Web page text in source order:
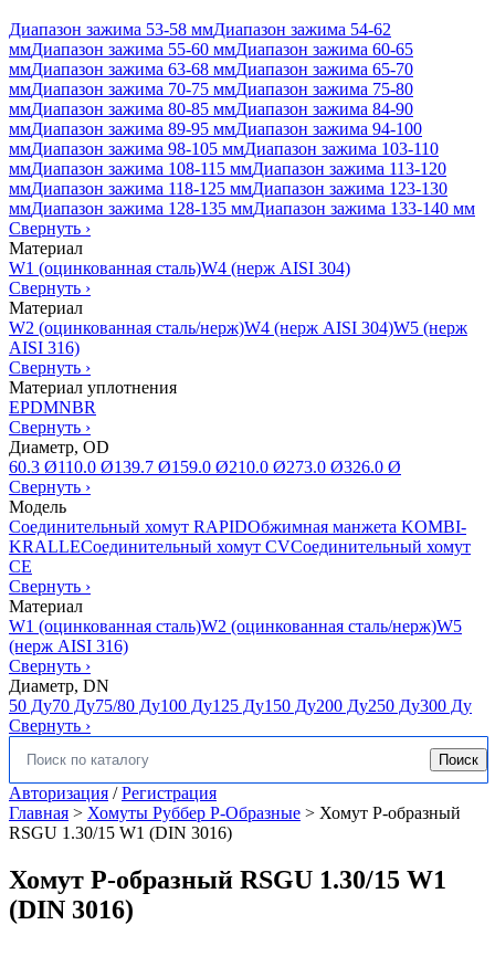
Диапазон зажима 53-58 ммДиапазон зажима 54-62
ммДиапазон зажима 55-60 ммДиапазон зажима 60-65
ммДиапазон зажима 63-68 ммДиапазон зажима 65-70
ммДиапазон зажима 70-75 ммДиапазон зажима 75-80
ммДиапазон зажима 80-85 ммДиапазон зажима 84-90
ммДиапазон зажима 89-95 ммДиапазон зажима 94-100
ммДиапазон зажима 98-105 ммДиапазон зажима 103-110
ммДиапазон зажима 108-115 ммДиапазон зажима 113-120
ммДиапазон зажима 118-125 ммДиапазон зажима 123-130
ммДиапазон зажима 128-135 ммДиапазон зажима 133-140 мм
Свернуть ›
Материал
W1 (оцинкованная сталь)W4 (нерж AISI 304)
Свернуть ›
Материал
W2 (оцинкованная сталь/нерж)W4 (нерж AISI 304)W5 (нерж
AISI 316)
Свернуть ›
Материал уплотнения
EPDMNBR
Свернуть ›
Диаметр, OD
60.3 Ø110.0 Ø139.7 Ø159.0 Ø210.0 Ø273.0 Ø326.0 Ø
Свернуть ›
Модель
Соединительный хомут RAPIDОбжимная манжета KOMBI-
KRALLEСоединительный хомут CVСоединительный хомут
CE
Свернуть ›
Материал
W1 (оцинкованная сталь)W2 (оцинкованная сталь/нерж)W5
(нерж AISI 316)
Свернуть ›
Диаметр, DN
50 Ду70 Ду75/80 Ду100 Ду125 Ду150 Ду200 Ду250 Ду300 Ду
Свернуть ›
Искать: Поиск
Авторизация /Регистрация
Главная > Хомуты Руббер Р-Образные > Хомут Р-образный
RSGU 1.30/15 W1 (DIN 3016)
Хомут Р-образный RSGU 1.30/15 W1
(DIN 3016)